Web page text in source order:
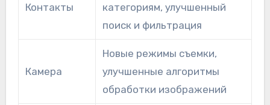
Контакты
категориям, улучшенный
поиск и фильтрация
Камера
Новые режимы съемки,
улучшенные алгоритмы
обработки изображений